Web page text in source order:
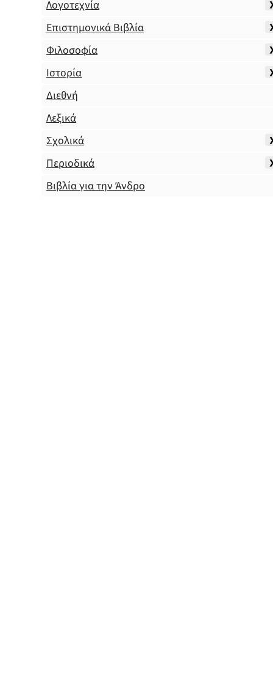
Λογοτεχνία
Επιστημονικά Βιβλία
Φιλοσοφία
Ιστορία
Διεθνή
Λεξικά
Σχολικά
Περιοδικά
Βιβλία για την Άνδρο